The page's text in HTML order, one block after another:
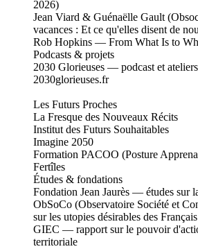
2026)
Jean Viard & Guénaëlle Gault
vacances : Et ce qu'elles disent de
Rob Hopkins — From What Is to
Podcasts & projets
2030 Glorieuses — podcast et
2030glorieuses.fr
Les Futurs Proches
La Fresque des Nouveaux Récits
Institut des Futurs Souhaitables
Imagine 2050
Formation PACOO (Posture
Fertîles
Études & fondations
Fondation Jean Jaurès — études sur
ObSoCo (Observatoire Société et
sur les utopies désirables des Français
GIEC — rapport sur le pouvoir
territoriale